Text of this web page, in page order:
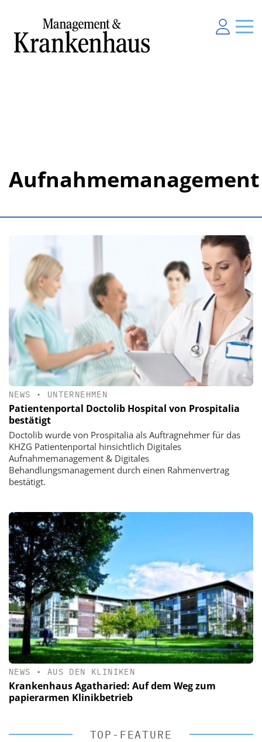
Aufnahmemanagement
NEWS • UNTERNEHMEN
Patientenportal Doctolib Hospital von Prospitalia
bestätigt
Doctolib wurde von Prospitalia als Auftragnehmer für das
KHZG Patientenportal hinsichtlich Digitales
Aufnahmemanagement & Digitales
Behandlungsmanagement durch einen Rahmenvertrag
bestätigt.
NEWS • AUS DEN KLINIKEN
Krankenhaus Agatharied: Auf dem Weg zum
papierarmen Klinikbetrieb
TOP-FEATURE